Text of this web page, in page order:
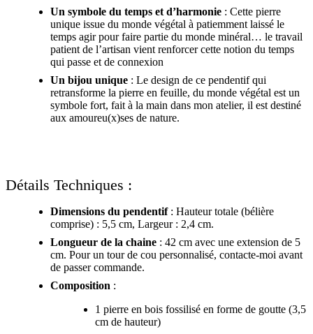
Un symbole du temps et d’harmonie : Cette pierre
unique issue du monde végétal à patiemment laissé le
temps agir pour faire partie du monde minéral… le travail
patient de l’artisan vient renforcer cette notion du temps
qui passe et de connexion
Un bijou unique : Le design de ce pendentif qui
retransforme la pierre en feuille, du monde végétal est un
symbole fort, fait à la main dans mon atelier, il est destiné
aux amoureu(x)ses de nature.
Détails Techniques :
Dimensions du pendentif: Hauteur totale (bélière
comprise) : 5,5 cm, Largeur : 2,4 cm.
Longueur de la chaine : 42 cm avec une extension de 5
cm. Pour un tour de cou personnalisé, contacte-moi avant
de passer commande.
Composition :
1 pierre en bois fossilisé en forme de goutte (3,5
cm de hauteur)